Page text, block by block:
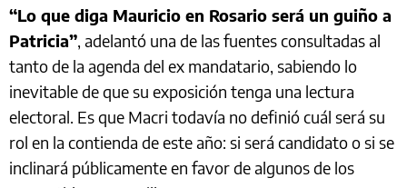
“Lo que diga Mauricio en Rosario será un guiño a
Patricia”, adelantó una de las fuentes consultadas al
tanto de la agenda del ex mandatario, sabiendo lo
inevitable de que su exposición tenga una lectura
electoral. Es que Macri todavía no definió cuál será su
rol en la contienda de este año: si será candidato o si se
inclinará públicamente en favor de algunos de los